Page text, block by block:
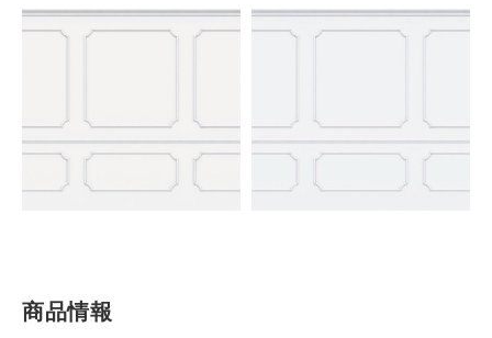
商品情報